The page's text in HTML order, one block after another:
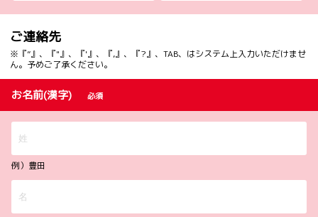
ご連絡先
※『”』、『"』、『'』、『,』、『?』、TAB、はシステム上入力いただけませ
ん。予めご了承ください。
お名前(漢字) 必須
例）豊田